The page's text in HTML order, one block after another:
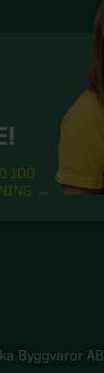
100
Byggvaror AB